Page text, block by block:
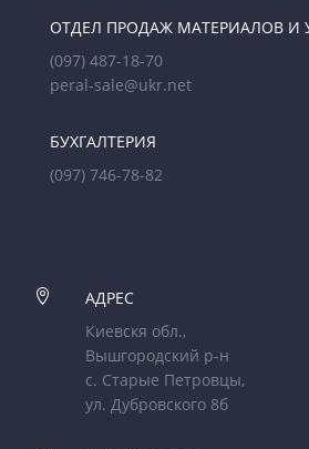
ОТДЕЛ ПРОДАЖ МАТЕРИАЛОВ И
(097) 487-18-70
peral-sale@ukr.net
БУХГАЛТЕРИЯ
(097) 746-78-82

АДРЕС
Киевскя обл.,
Вышгородский р-н
с. Старые Петровцы,
ул. Дубровского 8б